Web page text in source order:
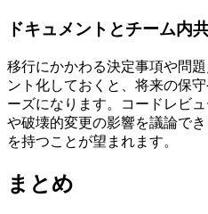
ドキュメントとチーム内
移行にかかわる決定事項や問
ント化しておくと、将来の保
ーズになります。コードレビ
や破壊的変更の影響を議論で
を持つことが望まれます。
まとめ